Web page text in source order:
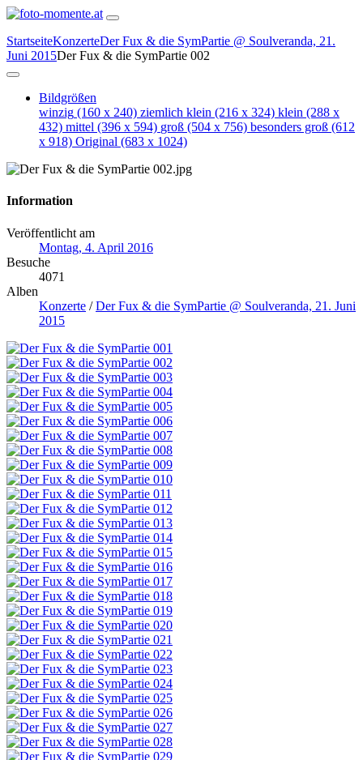
StartseiteKonzerteDer Fux & die SymPartie @ Soulveranda, 21.
Juni 2015Der Fux & die SymPartie 002
Bildgrößen
winzig (160 x 240) ziemlich klein (216 x 324) klein (288 x
432) mittel (396 x 594) groß (504 x 756) besonders groß (612
x 918) Original (683 x 1024)
Information
Veröffentlicht am
Montag, 4. April 2016
Besuche
4071
Alben
Konzerte /Der Fux & die SymPartie @ Soulveranda, 21. Juni
2015